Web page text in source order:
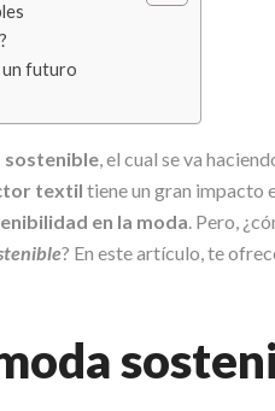
un futuro
sostenible , el cual se va
textil tiene un gran impacto
en la moda . Pero,
? En este artículo, te